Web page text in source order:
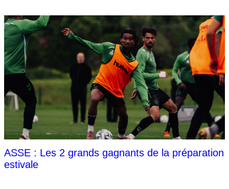
ASSE : Les 2 grands gagnants de la préparation
estivale